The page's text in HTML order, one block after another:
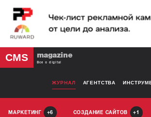
CMS magazine
Все о digital
ЖУРНАЛ АГЕНТСТВА
МАРКЕТИНГ 6 СОЗДАНИЕ САЙТОВ 1